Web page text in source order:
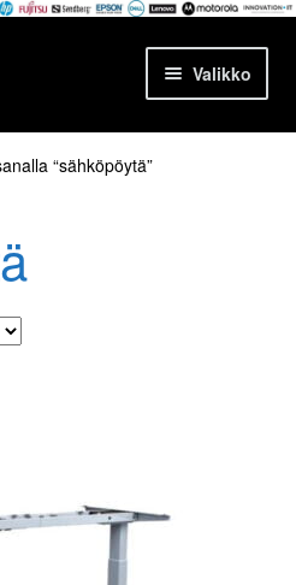
Valikko
“sähköpöytä”